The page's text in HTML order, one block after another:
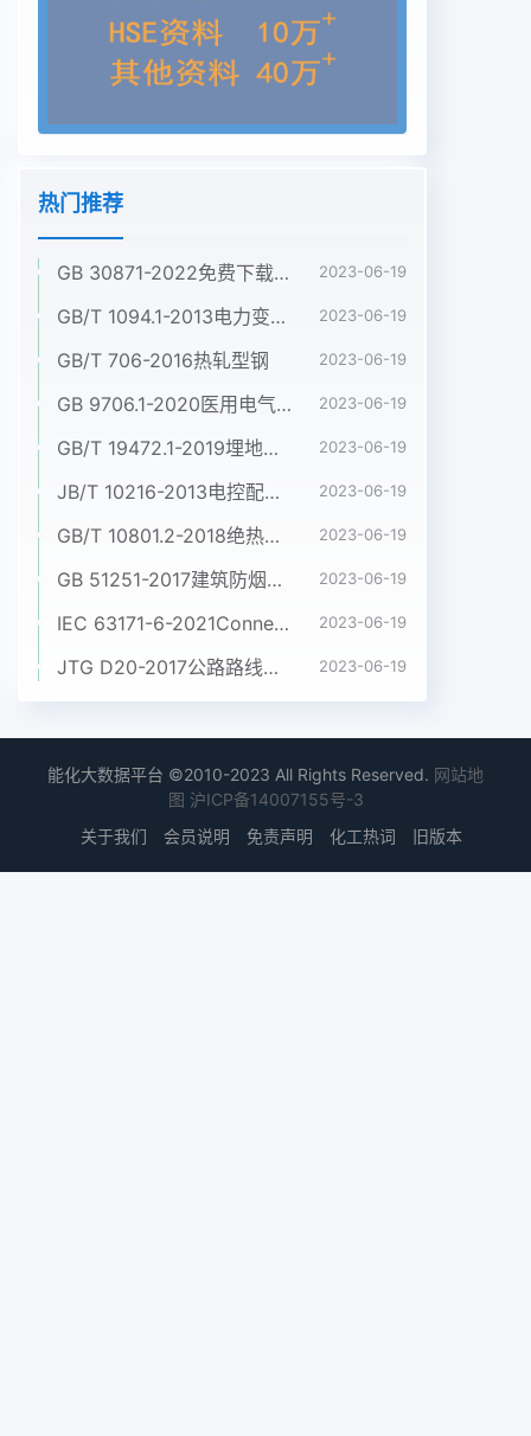
热门推荐
GB 30871-2022免费下载危险化学品企业特殊作业安全规范 2023-06-19
GB/T 1094.1-2013电力变压器 第1部分:总则 2023-06-19
GB/T 706-2016热轧型钢 2023-06-19
GB 9706.1-2020医用电气设备 第1部分:基本安全和基本性能的通用要求 2023-06-19
GB/T 19472.1-2019埋地用聚乙烯(PE)结构壁管道系统 第1部分:聚乙烯双壁波纹管材 2023-06-19
JB/T 10216-2013电控配电用电缆桥架 2023-06-19
GB/T 10801.2-2018绝热用挤塑聚苯乙烯泡沫塑料(XPS) 2023-06-19
GB 51251-2017建筑防烟排烟系统技术标准 2023-06-19
IEC 63171-6-2021Connectors for electrical and electronic equipment - Part 6: Detail specification for 2-way and 4-way (data/power), shielded, free and fixed connectors for power and data transmission with frequencies up to 600 MHz 2023-06-19
JTG D20-2017公路路线设计规范 2023-06-19
能化大数据平台 ©2010-2023 All Rights Reserved. 网站地
图 沪ICP备14007155号-3
关于我们
会员说明 免责声明 化工热词 旧版本